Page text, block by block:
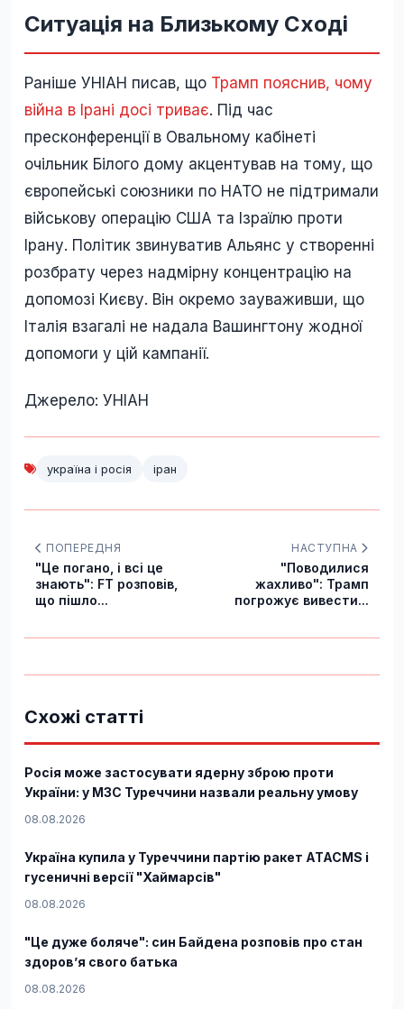
Ситуація на Близькому Сході
Раніше УНІАН писав, що Трамп пояснив, чому
війна в Ірані досі триває. Під час
пресконференції в Овальному кабінеті
очільник Білого дому акцентував на тому, що
європейські союзники по НАТО не підтримали
військову операцію США та Ізраїлю проти
Ірану. Політик звинуватив Альянс у створенні
розбрату через надмірну концентрацію на
допомозі Києву. Він окремо зауваживши, що
Італія взагалі не надала Вашингтону жодної
допомоги у цій кампанії.
Джерело: УНІАН
україна і росія іран
ПОПЕРЕДНЯ
"Це погано, і всі це
знають": FT розповів,
що пішло...
НАСТУПНА
"Поводилися
жахливо": Трамп
погрожує вивести...
Схожі статті
Росія може застосувати ядерну зброю проти
України: у МЗС Туреччини назвали реальну умову
08.08.2026
Україна купила у Туреччини партію ракет ATACMS і
гусеничні версії "Хаймарсів"
08.08.2026
"Це дуже боляче": син Байдена розповів про стан
здоров’я свого батька
08.08.2026